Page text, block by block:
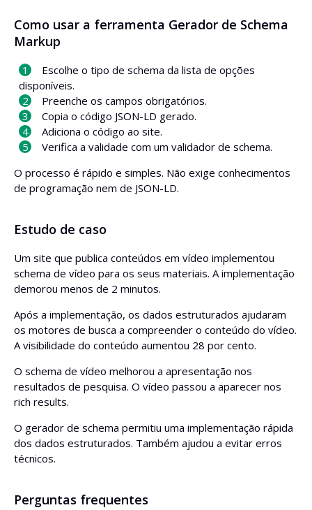
Como usar a ferramenta Gerador de Schema
Markup
Escolhe o tipo de schema da lista de opções
disponíveis.
Preenche os campos obrigatórios.
Copia o código JSON-LD gerado.
Adiciona o código ao site.
Verifica a validade com um validador de schema.
O processo é rápido e simples. Não exige conhecimentos
de programação nem de JSON-LD.
Estudo de caso
Um site que publica conteúdos em vídeo implementou
schema de vídeo para os seus materiais. A implementação
demorou menos de 2 minutos.
Após a implementação, os dados estruturados ajudaram
os motores de busca a compreender o conteúdo do vídeo.
A visibilidade do conteúdo aumentou 28 por cento.
O schema de vídeo melhorou a apresentação nos
resultados de pesquisa. O vídeo passou a aparecer nos
rich results.
O gerador de schema permitiu uma implementação rápida
dos dados estruturados. Também ajudou a evitar erros
técnicos.
Perguntas frequentes